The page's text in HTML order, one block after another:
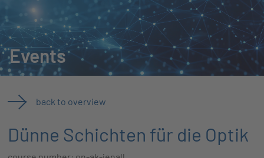
Events
back to overview
Dünne Schichten für die Optik